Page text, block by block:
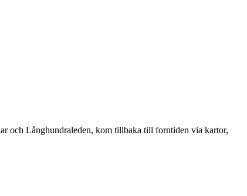
och Långhundraleden, kom tillbaka till forntiden via kartor,